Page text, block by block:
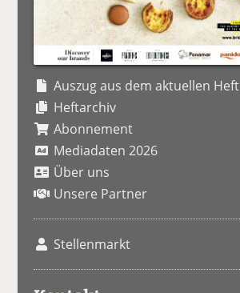
Auszug aus dem aktuellen Heft
Heftarchiv
Abonnement
Mediadaten 2026
Über uns
Unsere Partner
Stellenmarkt